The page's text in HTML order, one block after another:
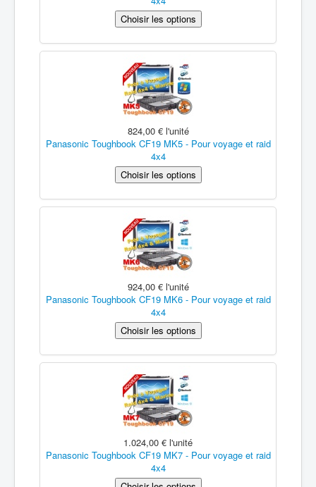
824,00 € l'unité
Panasonic Toughbook CF19 MK5 - Pour voyage et raid
4x4
924,00 € l'unité
Panasonic Toughbook CF19 MK6 - Pour voyage et raid
4x4
1.024,00 € l'unité
Panasonic Toughbook CF19 MK7 - Pour voyage et raid
4x4